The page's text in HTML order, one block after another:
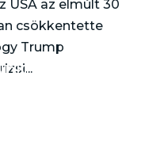
USA az elmúlt 30
csökkentette
Trump